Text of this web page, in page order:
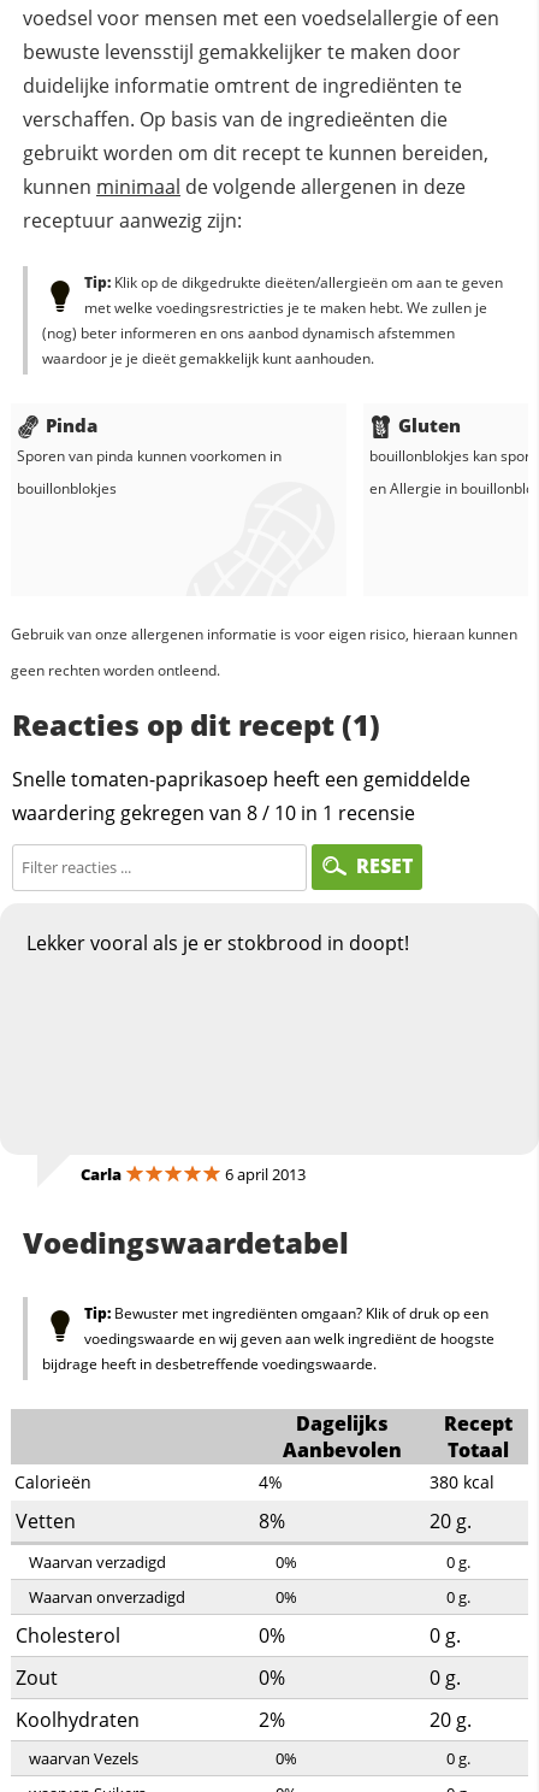
voedsel voor mensen met een voedselallergie of een
bewuste levensstijl gemakkelijker te maken door
duidelijke informatie omtrent de ingrediënten te
verschaffen. Op basis van de ingredieënten die
gebruikt worden om dit recept te kunnen bereiden,
kunnen minimaal de volgende allergenen in deze
receptuur aanwezig zijn:
Tip:Klik op de dikgedrukte dieëten/allergieën om aan te geven
met welke voedingsrestricties je te maken hebt. We zullen je
(nog) beter informeren en ons aanbod dynamisch afstemmen
waardoor je je dieët gemakkelijk kunt aanhouden.
Pinda
Sporen van pinda kunnen voorkomen in
bouillonblokjes
Gluten
bouillonblokjes kan
enAllergie in
Gebruik van onze allergenen informatie is voor eigen risico, hieraan kunnen
geen rechten worden ontleend.
Reacties op dit recept (1)
Snelle tomaten-paprikasoep heeft een gemiddelde
waardering gekregen van 8/ 10 in 1 recensie
RESET
Lekker vooral als je er stokbrood in doopt!
Carla 6 april 2013
Voedingswaardetabel
Tip:Bewuster met ingrediënten omgaan? Klik of druk op een
voedingswaarde en wij geven aan welk ingrediënt de hoogste
bijdrage heeft in desbetreffende voedingswaarde.
Dagelijks
Aanbevolen
Recept
Totaal
Calorieën 4% 380 kcal
Vetten 8% 20 g.
Waarvan verzadigd 0% 0g.
Waarvan onverzadigd
0% 0g.
Cholesterol 0% 0 g.
Zout
0% 0 g.
Koolhydraten
2% 20 g.
waarvan Vezels 0% 0g.